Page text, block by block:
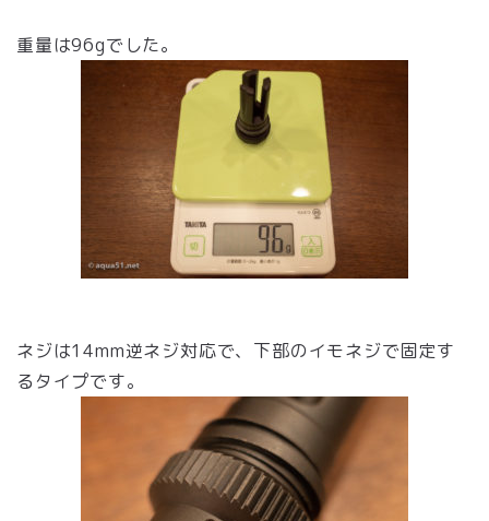
重量は96gでした。
ネジは14mm逆ネジ対応で、下部のイモネジで固定す
るタイプです。